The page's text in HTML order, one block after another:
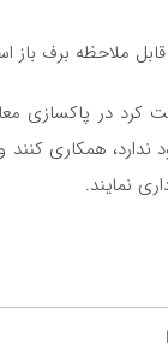
ملاحظه برف باز
کرد در
همکاری
نمایند.